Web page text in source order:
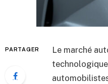
PARTAGER
Le marché